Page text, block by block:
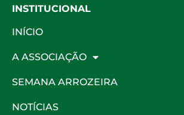
INSTITUCIONAL
INÍCIO
A ASSOCIAÇÃO
SEMANA ARROZEIRA
NOTÍCIAS